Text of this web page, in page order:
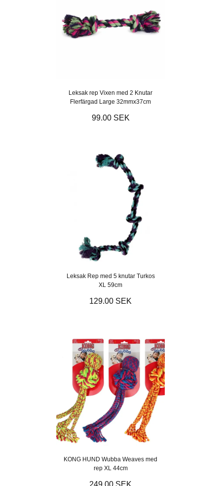
Leksak rep Vixen med 2 Knutar
Flerfärgad Large 32mmx37cm
99.00 SEK
Leksak Rep med 5 knutar Turkos
XL 59cm
129.00 SEK
KONG HUND Wubba Weaves med
rep XL 44cm
249.00 SEK